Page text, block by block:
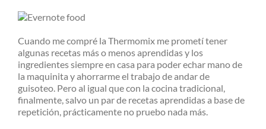
Cuando me compré la Thermomix me prometí tener
algunas recetas más o menos aprendidas y los
ingredientes siempre en casa para poder echar mano de
la maquinita y ahorrarme el trabajo de andar de
guisoteo. Pero al igual que con la cocina tradicional,
finalmente, salvo un par de recetas aprendidas a base de
repetición, prácticamente no pruebo nada más.